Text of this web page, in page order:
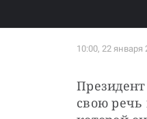
свою речь